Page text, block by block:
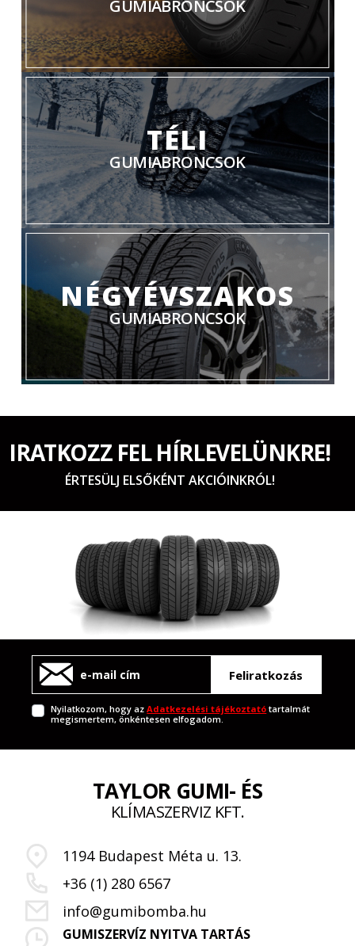
GUMIABRONCSOK
TÉLI
GUMIABRONCSOK
NÉGYÉVSZAKOS
GUMIABRONCSOK
IRATKOZZ FEL HÍRLEVELÜNKRE!
ÉRTESÜLJ ELSŐKÉNT AKCIÓINKRÓL!
Feliratkozás
Nyilatkozom, hogy azAdatkezelési tájékoztató tartalmát
megismertem, önkéntesen elfogadom.
TAYLOR GUMI- ÉS
KLÍMASZERVIZ KFT.
1194 Budapest Méta u. 13.
+36 (1) 280 6567
info@gumibomba.hu
GUMISZERVÍZ NYITVA TARTÁS